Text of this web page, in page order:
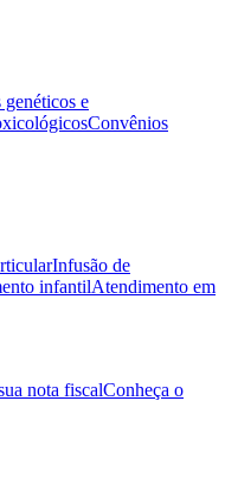
genéticos e
Convênios
Infusão de
infantilAtendimento em
nota fiscalConheça o